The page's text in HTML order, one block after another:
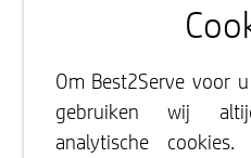
Om Best2Serve voor
gebruiken wij
analytische